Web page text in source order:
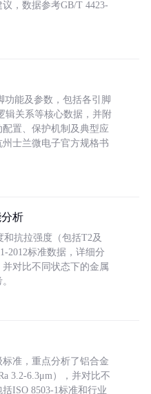
，数据参考GB/T 4423-
功能及参数，包括各引脚
辑关系等核心数据，并附
置、保护机制及典型应
士兰微电子官方规格书
析
抗拉强度（包括T2及
2012标准数据，详细分
对比不同状态下的金属
准，重点分析了铝合金
3.2-6.3μm），并对比不
ISO 8503-1标准和行业